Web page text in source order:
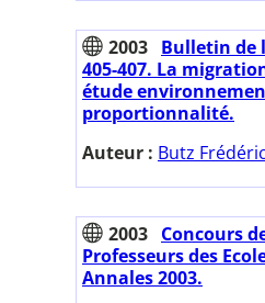
2003 Bulletin de
405-407. La
étude
proportionnalité.
Auteur : Butz Frédéric
2003 Concours
Professeurs des
Annales 2003.